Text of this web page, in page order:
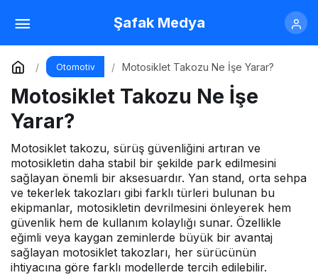
Şafak Medya
Otomotiv Motosiklet Takozu Ne İşe Yarar?
Motosiklet Takozu Ne İşe
Yarar?
Motosiklet takozu, sürüş güvenliğini artıran ve
motosikletin daha stabil bir şekilde park edilmesini
sağlayan önemli bir aksesuardır. Yan stand, orta sehpa
ve tekerlek takozları gibi farklı türleri bulunan bu
ekipmanlar, motosikletin devrilmesini önleyerek hem
güvenlik hem de kullanım kolaylığı sunar. Özellikle
eğimli veya kaygan zeminlerde büyük bir avantaj
sağlayan motosiklet takozları, her sürücünün
ihtiyacına göre farklı modellerde tercih edilebilir.
Motosiklet Yağ Soğutucu Ne İşe Yarar?
Yorum Yap